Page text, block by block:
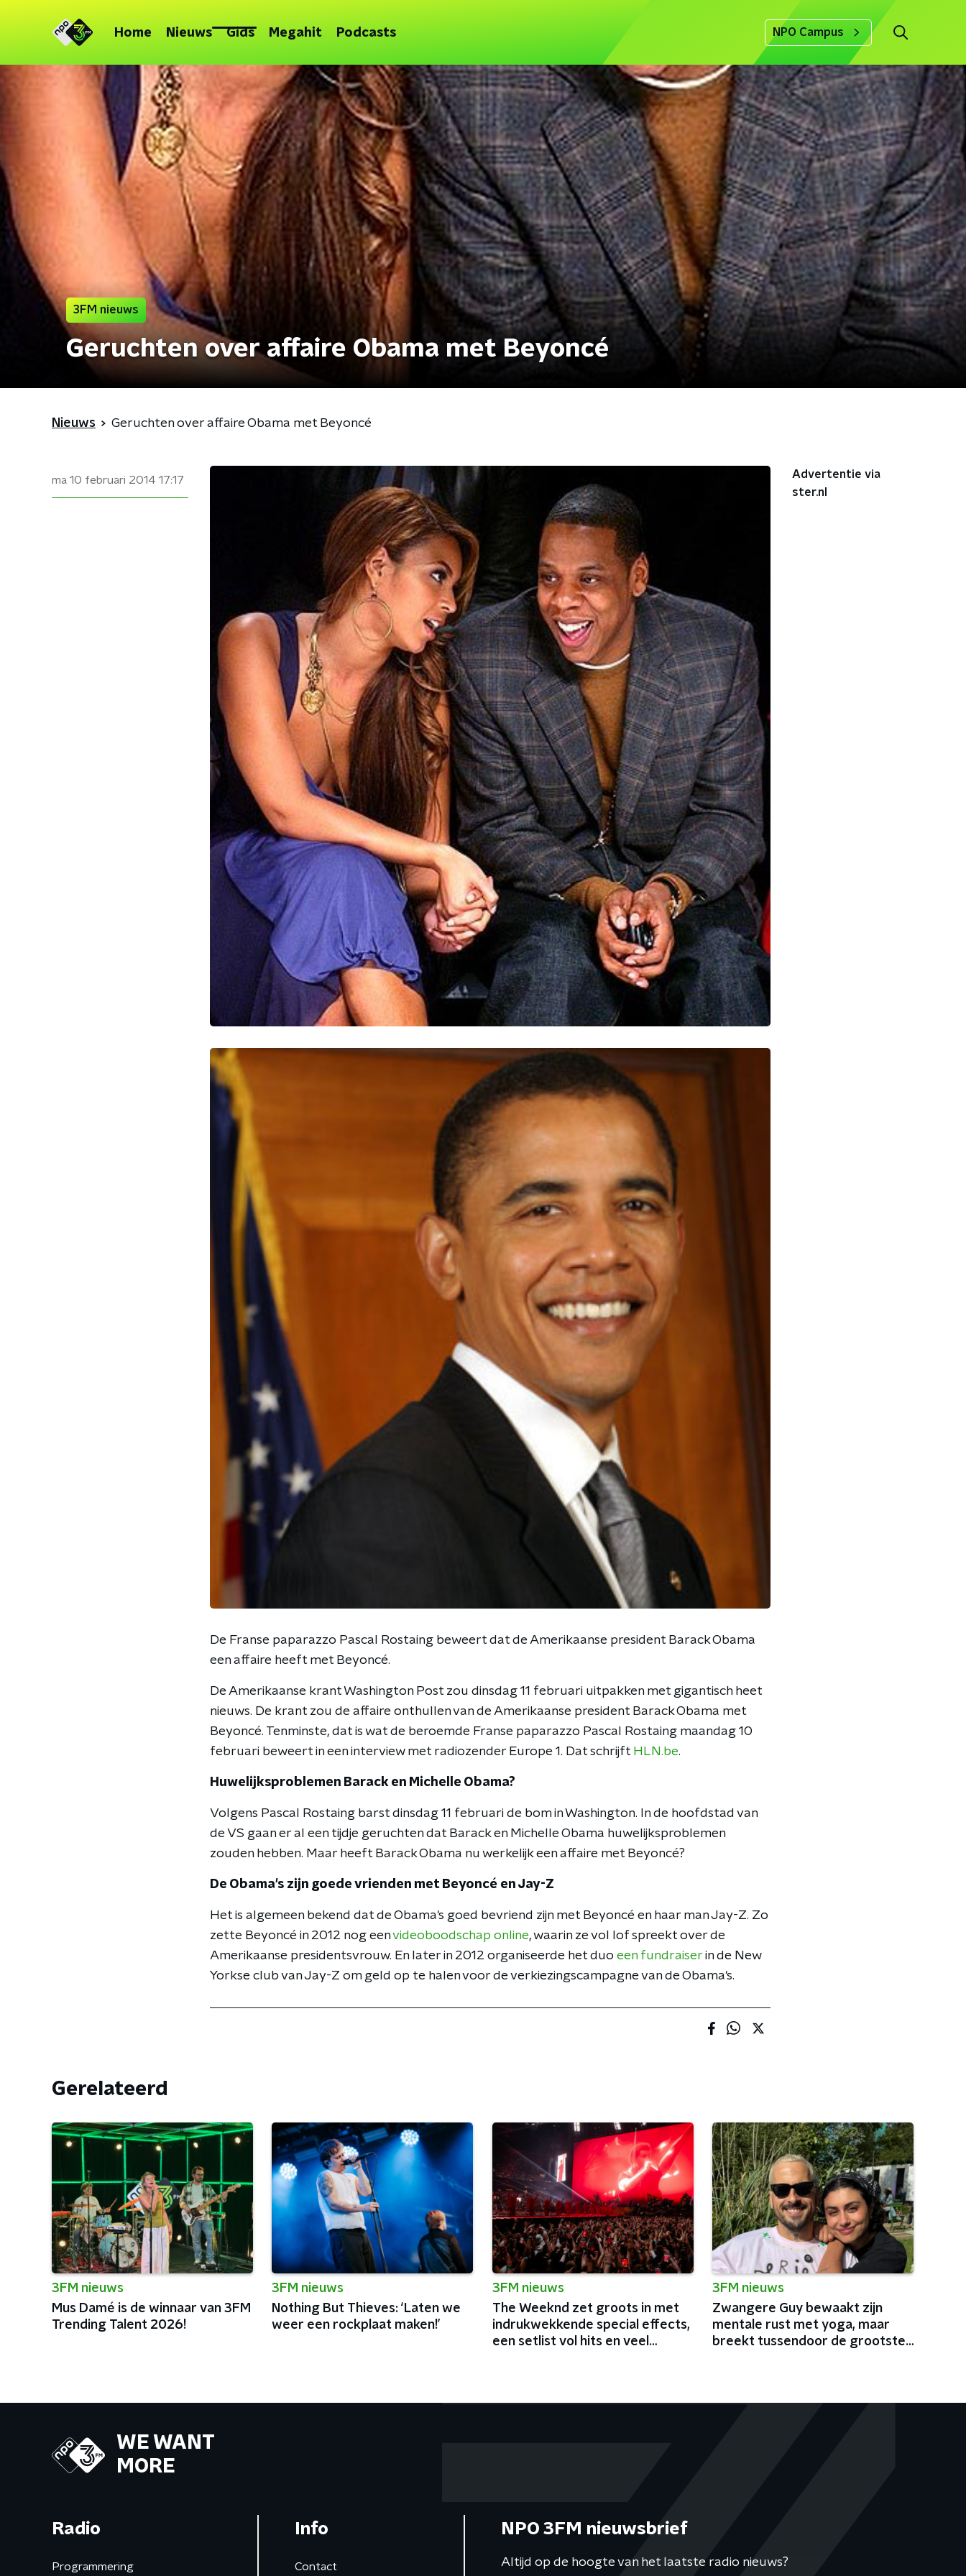
Home Nieuws Gids Megahit Podcasts NPO Campus
3FM nieuws
Geruchten over affaire Obama met Beyoncé
Nieuws Geruchten over affaire Obama met Beyoncé
ma 10 februari 2014 17:17
De Franse paparazzo Pascal Rostaing beweert dat de Amerikaanse president Barack Obama
een affaire heeft met Beyoncé.
De Amerikaanse krant Washington Post zou dinsdag 11 februari uitpakken met gigantisch heet
nieuws. De krant zou de affaire onthullen van de Amerikaanse president Barack Obama met
Beyoncé. Tenminste, dat is wat de beroemde Franse paparazzo Pascal Rostaing maandag 10
februari beweert in een interview met radiozender Europe 1. Dat schrijft HLN.be.
Huwelijksproblemen Barack en Michelle Obama?
Volgens Pascal Rostaing barst dinsdag 11 februari de bom in Washington. In de hoofdstad van
de VS gaan er al een tijdje geruchten dat Barack en Michelle Obama huwelijksproblemen
zouden hebben. Maar heeft Barack Obama nu werkelijk een affaire met Beyoncé?
De Obama's zijn goede vrienden met Beyoncé en Jay-Z
Het is algemeen bekend dat de Obama's goed bevriend zijn met Beyoncé en haar man Jay-Z. Zo
zette Beyoncé in 2012 nog eenvideoboodschap online, waarin ze vol lof spreekt over de
Amerikaanse presidentsvrouw. En later in 2012 organiseerde het duo een fundraiser in de New
Yorkse club van Jay-Z om geld op te halen voor de verkiezingscampagne van de Obama's.
Advertentie via
ster.nl
Gerelateerd
3FM nieuws
Mus Damé is de winnaar van 3FM
Trending Talent 2026!
3FM nieuws
Nothing But Thieves: ‘Laten we
weer een rockplaat maken!’
3FM nieuws
The Weeknd zet groots in met
indrukwekkende special effects,
een setlist vol hits en veel
3FM nieuws
Zwangere Guy bewaakt zijn
mentale rust met yoga, maar
breekt tussendoor de grootste
WE WANT
MORE
Radio
Programmering
Info
Contact
NPO 3FM nieuwsbrief
Altijd op de hoogte van het laatste radio nieuws?